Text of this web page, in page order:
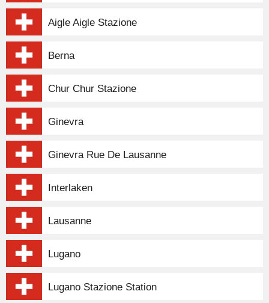
Aigle Aigle Stazione
Berna
Chur Chur Stazione
Ginevra
Ginevra Rue De Lausanne
Interlaken
Lausanne
Lugano
Lugano Stazione Station